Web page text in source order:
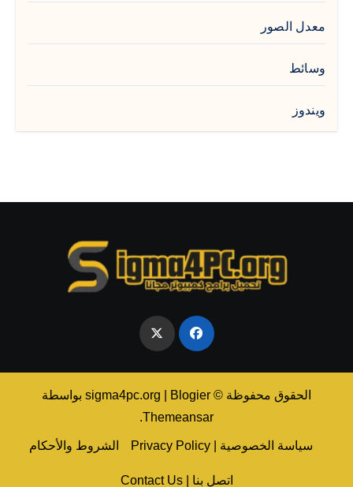
معدل الصور
وسائط
ويندوز
الحقوق محفوظة © sigma4pc.org Blogier
بواسطة
Themeansar
.
سياسة الخصوصية | Privacy Policy الشروط والأحكام
اتصل بنا | Contact Us